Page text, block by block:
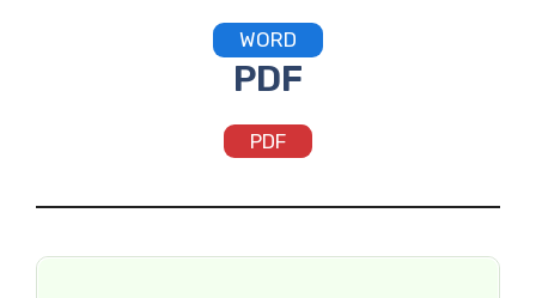
WORD
PDF
PDF